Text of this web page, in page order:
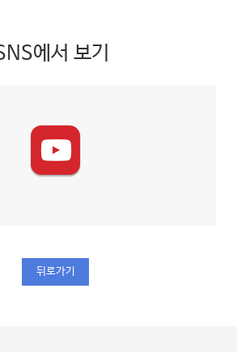
에서 보기
뒤로가기